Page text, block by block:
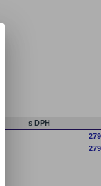
s DPH